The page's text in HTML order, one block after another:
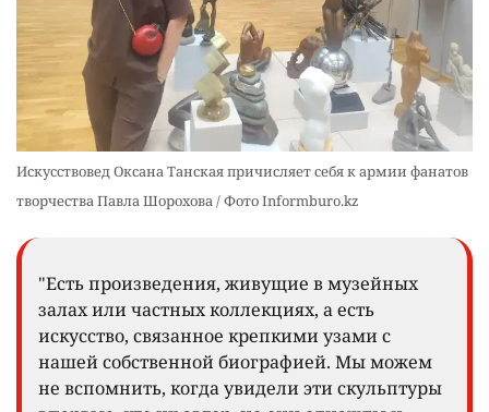
Искусствовед Оксана Танская причисляет себя к армии фанатов
творчества Павла Шорохова / Фото Informburo.kz
"Есть произведения, живущие в музейных
залах или частных коллекциях, а есть
искусство, связанное крепкими узами с
нашей собственной биографией. Мы можем
не вспомнить, когда увидели эти скульптуры